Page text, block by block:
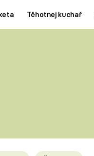
Těhotnej kuchař